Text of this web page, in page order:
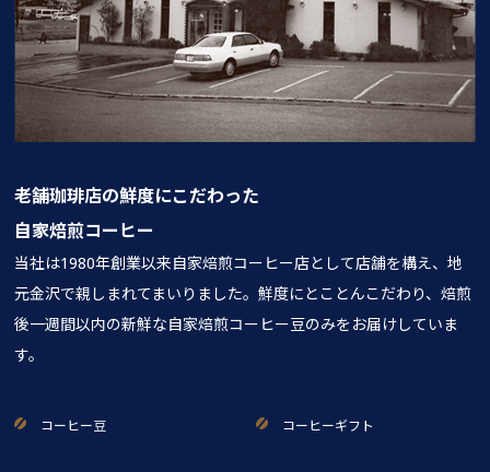
老舗珈琲店の鮮度にこだわった
自家焙煎コーヒー
当社は1980年創業以来自家焙煎コーヒー店として店舗を構え、地
元金沢で親しまれてまいりました。鮮度にとことんこだわり、焙煎
後一週間以内の新鮮な自家焙煎コーヒー豆のみをお届けしていま
す。
コーヒー豆 コーヒーギフト